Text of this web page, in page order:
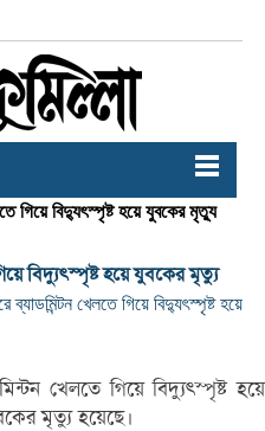
গিয়ে বিদ্যুৎস্পৃষ্ট হয়ে যুবকের মৃত্যু
বিদ্যুৎস্পৃষ্ট হয়ে যুবকের মৃত্যু
ব্যাডমিন্টন খেলতে গিয়ে বিদ্যুৎস্পৃষ্ট হয়ে
খেলতে গিয়ে বিদ্যুৎস্পৃষ্ট হয়ে
মৃত্যু হয়েছে।